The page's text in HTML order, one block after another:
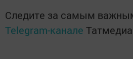
Следите за самым
Telegram-канале Татмедиа